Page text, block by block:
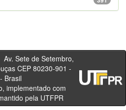
de Setembro,
CEP 80230-901 -
- PR - Brasil
implementado com
pela UTFPR